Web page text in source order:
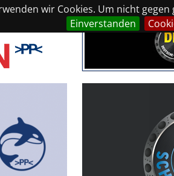
wir Cookies. Um nicht
Einverstanden